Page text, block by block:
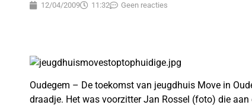
12/04/2009 11:32 Geen reacties
Oudegem – De toekomst van jeugdhuis Move in
draadje. Het was voorzitter Jan Rossel (foto) die